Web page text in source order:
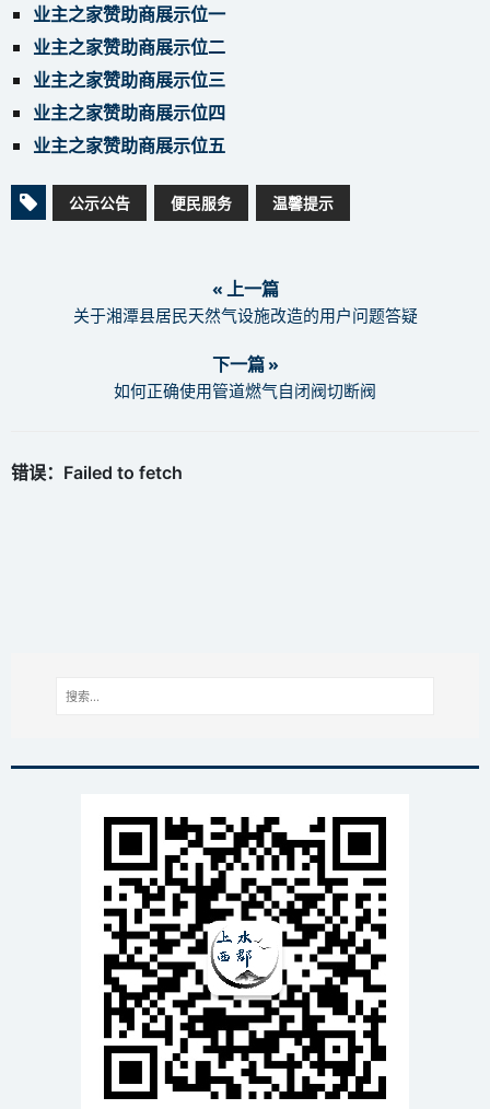
业主之家赞助商展示位一
业主之家赞助商展示位二
业主之家赞助商展示位三
业主之家赞助商展示位四
业主之家赞助商展示位五
公示公告 便民服务 温馨提示
« 上一篇
关于湘潭县居民天然气设施改造的用户问题答疑
下一篇 »
如何正确使用管道燃气自闭阀切断阀